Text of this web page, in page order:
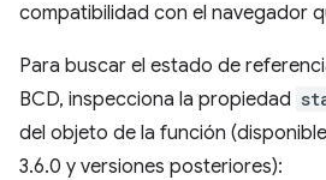
compatibilidad con el navegador
Para buscar el estado de
BCD, inspecciona la propiedad
del objeto de la función
3.6.0 y versiones posteriores):